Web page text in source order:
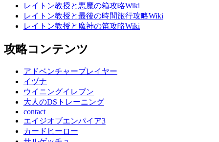
レイトン教授と悪魔の箱攻略Wiki
レイトン教授と最後の時間旅行攻略Wiki
レイトン教授と魔神の笛攻略Wiki
攻略コンテンツ
アドベンチャープレイヤー
イヅナ
ウイニングイレブン
大人のDSトレーニング
contact
エイジオブエンパイア3
カードヒーロー